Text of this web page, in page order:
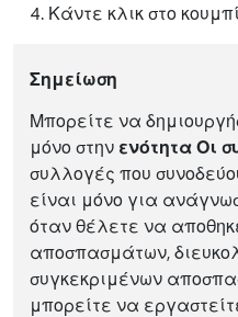
Κάντε κλικ στο κουμπί
Σημείωση
Μπορείτε να
μόνο στην ενότητα Οι
συλλογές που
είναι μόνο για
όταν θέλετε να
αποσπασμάτων,
συγκεκριμένων
μπορείτε να